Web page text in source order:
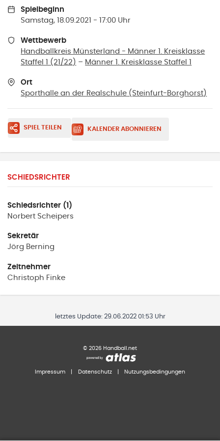
Spielbeginn
Samstag, 18.09.2021 - 17:00 Uhr
Wettbewerb
Handballkreis Münsterland - Männer 1. Kreisklasse
Staffel 1 (21/22) – Männer 1. Kreisklasse Staffel 1
Ort
Sporthalle an der Realschule ( Steinfurt-Borghorst )
SPIEL TEILEN KALENDER ABONNIEREN
SCHIEDSRICHTER
Schiedsrichter (1)
Norbert Scheipers
Sekretär
Jörg Berning
Zeitnehmer
Christoph Finke
letztes Update: 29.06.2022 01:53 Uhr
© 2026 Handball.net
Impressum Datenschutz Nutzungsbedingungen